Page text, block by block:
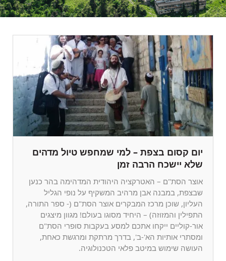
יום קסום בצפת – למי שמחפש טיול מדהים
שלא יישכח הרבה זמן
אוצר הסת"ם – האטרקציה היהודית המדהימה בהר כנען
שבצפת, במבנה אבן מרהיב המשקיף על נופי הגליל
העליון, שוכן מרכז המבקרים אוצר הסת"ם (- ספר התורה,
התפילין והמזוזה) – היחיד מסוגו בעולם! מגוון מיצגים
אור-קוליים ייקחו אתכם למסע בעקבות סופרי הסת"ם
ומסתרי אותיות הא'-ב', בדרך מרתקת ומרגשת כאחת,
העושה שימוש במיטב פלאי הטכנולוגיה.